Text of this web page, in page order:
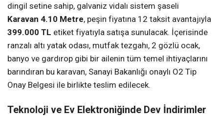
dingil setine sahip, galvaniz vidalı sistem şaseli
Karavan 4.10 Metre, peşin fiyatına 12 taksit avantajıyla
399.000 TL etiket fiyatıyla satışa sunulacak. İçerisinde
ranzalı altı yatak odası, mutfak tezgahı, 2 gözlü ocak,
banyo ve gardırop gibi bir ailenin tüm temel ihtiyaçlarını
barındıran bu karavan, Sanayi Bakanlığı onaylı O2 Tip
Onay Belgesi ile birlikte teslim edilecek.
Teknoloji ve Ev Elektroniğinde Dev İndirimler